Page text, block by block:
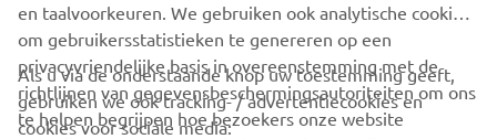
CORPORATE
en taalvoorkeuren. We gebruiken ook analytische cookies
om gebruikersstatistieken te genereren op een
privacyvriendelijke basis in overeenstemming met de
richtlijnen van gegevensbeschermingsautoriteiten om ons
te helpen begrijpen hoe bezoekers onze website
Als u via de onderstaande knop uw toestemming geeft,
gebruiken we ook tracking- / advertentiecookies en
cookies voor sociale media: